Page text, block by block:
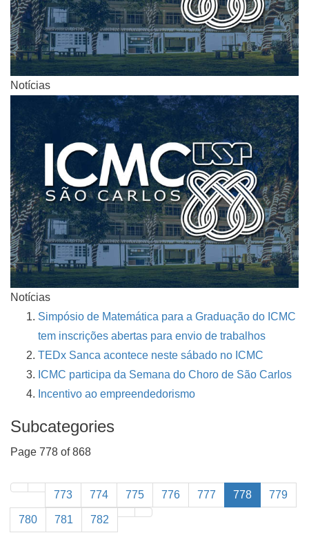
Notícias
Notícias
Simpósio de Matemática para a Graduação do ICMC
tem inscrições abertas para envio de trabalhos
TEDx Sanca acontece neste sábado no ICMC
ICMC participa da Semana do Choro de São Carlos
Incentivo ao empreendedorismo
Subcategories
Page 778 of 868
773 774 775 776 777 778 779
780 781 782